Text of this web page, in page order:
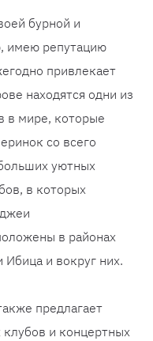
бурной и
имею репутацию
привлекает
находятся одни из
в мире, которые
со всего
уютных
в которых
в районах
и вокруг них.
предлагает
и концертных